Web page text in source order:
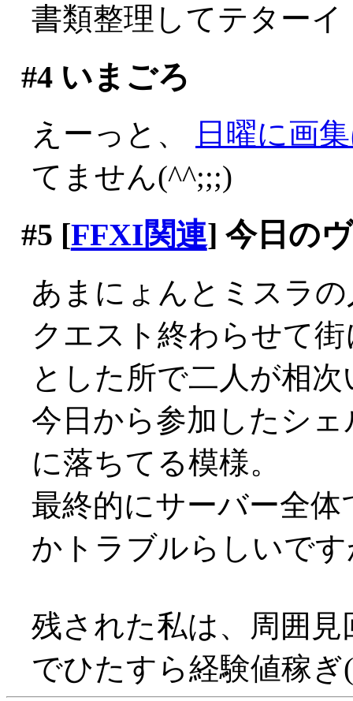
書類整理してテターイ
#4いまごろ
えーっと、
日曜に画
てません(^^;;;)
#5 [FFXI関連] 今日の
あまにょんとミスラ
クエスト終わらせて
とした所で二人が相次
今日から参加したシ
に落ちてる模様。
最終的にサーバー全
かトラブルらしいです
残された私は、周囲
でひたすら経験値稼ぎ